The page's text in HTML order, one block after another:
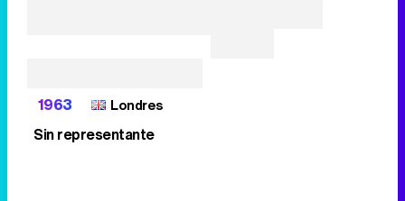
1963 Londres
Sin representante